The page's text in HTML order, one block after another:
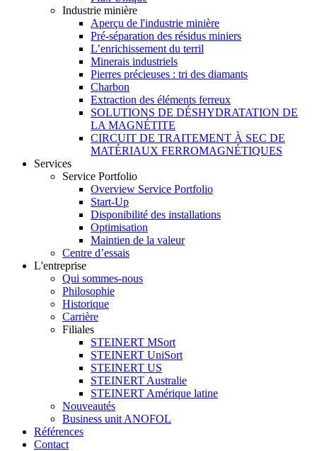
Industrie minière
Aperçu de l'industrie minière
Pré-séparation des résidus miniers
L’enrichissement du terril
Minerais industriels
Pierres précieuses : tri des diamants
Charbon
Extraction des éléments ferreux
SOLUTIONS DE DÉSHYDRATATION DE
LA MAGNÉTITE
CIRCUIT DE TRAITEMENT À SEC DE
MATÉRIAUX FERROMAGNÉTIQUES
Services
Service Portfolio
Overview Service Portfolio
Start-Up
Disponibilité des installations
Optimisation
Maintien de la valeur
Centre d’essais
L'entreprise
Qui sommes-nous
Philosophie
Historique
Carrière
Filiales
STEINERT MSort
STEINERT UniSort
STEINERT US
STEINERT Australie
STEINERT Amérique latine
Nouveautés
Business unit ANOFOL
Références
Contact